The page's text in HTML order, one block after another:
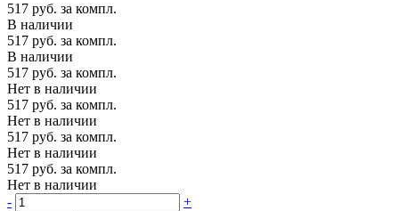
517 руб. за компл.
В наличии
517 руб. за компл.
В наличии
517 руб. за компл.
Нет в наличии
517 руб. за компл.
Нет в наличии
517 руб. за компл.
Нет в наличии
517 руб. за компл.
Нет в наличии
-
+